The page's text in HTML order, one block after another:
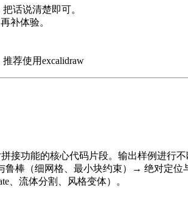
话说清楚即可。
补体验。
荐使用excalidraw
接功能的核心代码片段。输出样例进行
棒（细网格、最小块约束）→ 绝对定
、流体分割、风格变体）。